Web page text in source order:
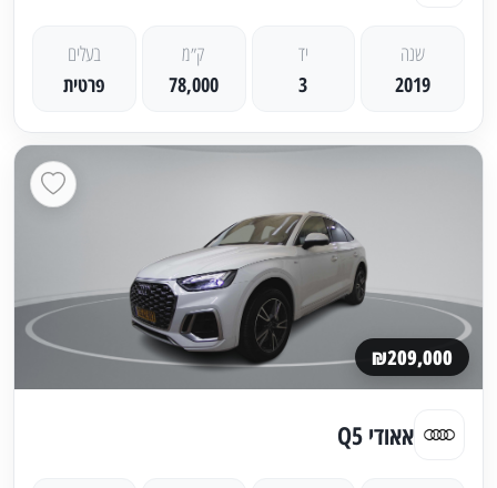
שנה
2019
יד
3
ק״מ
78,000
בעלים
פרטית
₪209,000
אאודי Q5